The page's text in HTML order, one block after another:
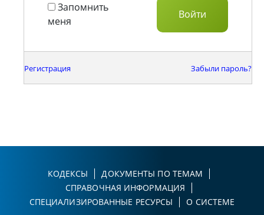
Запомнить
меня
Регистрация Забыли пароль?
КОДЕКСЫ
ДОКУМЕНТЫ ПО ТЕМАМ
СПРАВОЧНАЯ ИНФОРМАЦИЯ
СПЕЦИАЛИЗИРОВАННЫЕ РЕСУРСЫ
О СИСТЕМЕ